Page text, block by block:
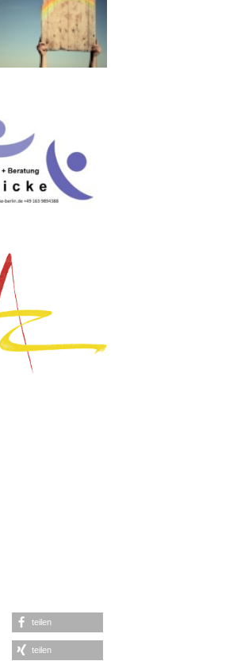
teilen
teilen